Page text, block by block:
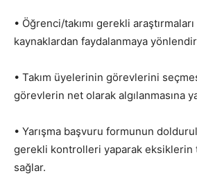
• Öğrenci/takımı gerekli
kaynaklardan faydalanmaya
• Takım üyelerinin görevlerini
görevlerin net olarak algılanmasına
• Yarışma başvuru formunun
gerekli kontrolleri yaparak eksiklerin
sağlar.